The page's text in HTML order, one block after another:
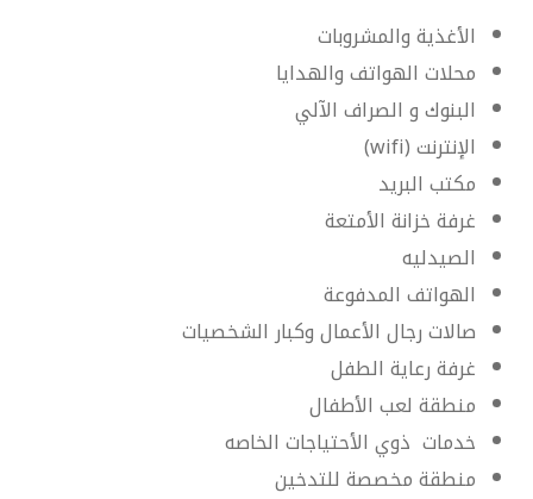
الأغذية والمشروبات
محلات الهواتف والهدايا
البنوك و الصراف الآلي
الإنترنت (wifi)
مكتب البريد
غرفة خزانة الأمتعة
الصيدليه
الهواتف المدفوعة
صالات رجال الأعمال وكبار الشخصيات
غرفة رعاية الطفل
منطقة لعب الأطفال
خدمات ذوي الأحتياجات الخاصه
منطقة مخصصة للتدخين